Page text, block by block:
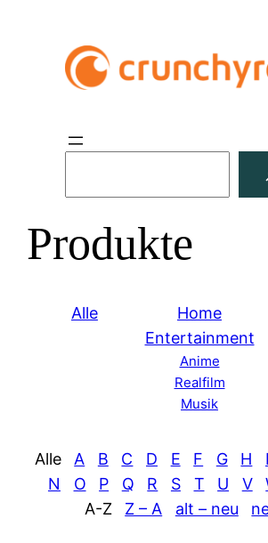
h
e
Produkte
Alle
Home
Entertainment
Anime
Realfilm
Musik
Alle A B C D E F G H I
N
O P Q R S T U V
A-Z
Z – A alt – neu